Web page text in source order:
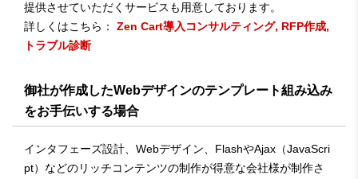
提供させていただくサービスも用意しております。
詳しくはこちら： Zen Cart導入コンサルティング, RFP作成,
トラブル診断
御社が作成したWebデザインのテンプレート組み込み
をお手伝いする場合
インタフェーズ設計、Webデザイン、FlashやAjax（JavaScri
pt）などのリッチコンテンツの制作が得意な会社様が制作さ